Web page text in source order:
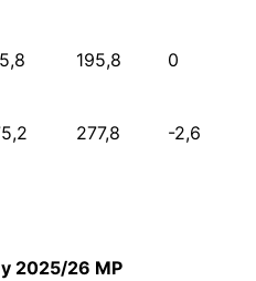
195,8 0
277,8 -2,6
у 2025/26 МР